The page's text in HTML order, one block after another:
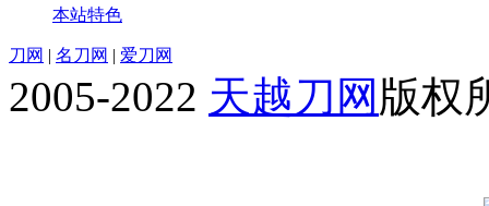
本站特色
刀网 | 名刀网 | 爱刀网
2005-2022 天越刀网 版权